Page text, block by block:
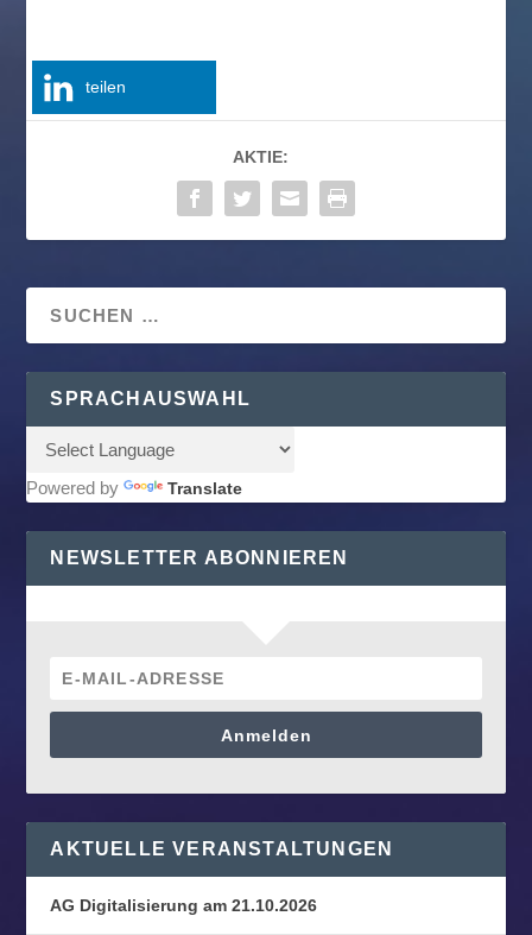
teilen
AKTIE:
SPRACHAUSWAHL
Powered by Translate
NEWSLETTER ABONNIEREN
Anmelden
AKTUELLE VERANSTALTUNGEN
AG Digitalisierung am 21.10.2026